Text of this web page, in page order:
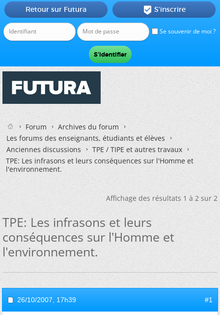
Se souvenir de moi ?
Retour sur Futura  S'inscrire
Forum
Archives du forum
Les forums des enseignants, étudiants et élèves
Anciennes discussions
TPE / TIPE et autres travaux
TPE: Les infrasons et leurs conséquences sur l'Homme et
l'environnement.
Affichage des résultats 1 à 2 sur 2
TPE: Les infrasons et leurs
conséquences sur l'Homme et
l'environnement.
26/10/2007, 17h39 #1